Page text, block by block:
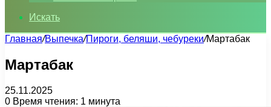
Искать
Главная/Выпечка/Пироги, беляши, чебуреки/Мартабак
Мартабак
25.11.2025
0 Время чтения: 1 минута